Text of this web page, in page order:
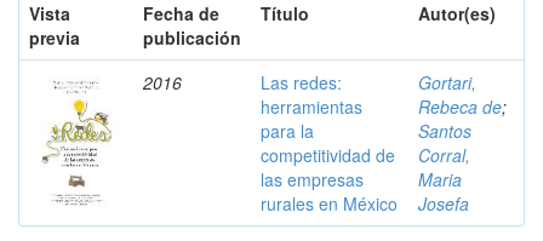
Vista
previa
Fecha de
publicación
Título Autor(es)
2016
Las redes:
herramientas
para la
competitividad de
las empresas
rurales en México
Gortari,
Rebeca de;
Santos
Corral,
Maria
Josefa